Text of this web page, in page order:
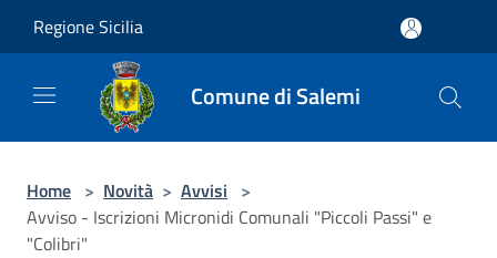
Regione Sicilia
Comune di Salemi
Home > Novità > Avvisi >
Avviso - Iscrizioni Micronidi Comunali "Piccoli Passi" e
"Colibri"